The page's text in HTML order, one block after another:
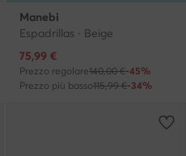
Manebi
Espadrillas · Beige
Prezzo attuale
75,99 €
Prezzo regolare140,00 €-45%
Prezzo più basso115,99 €-34%